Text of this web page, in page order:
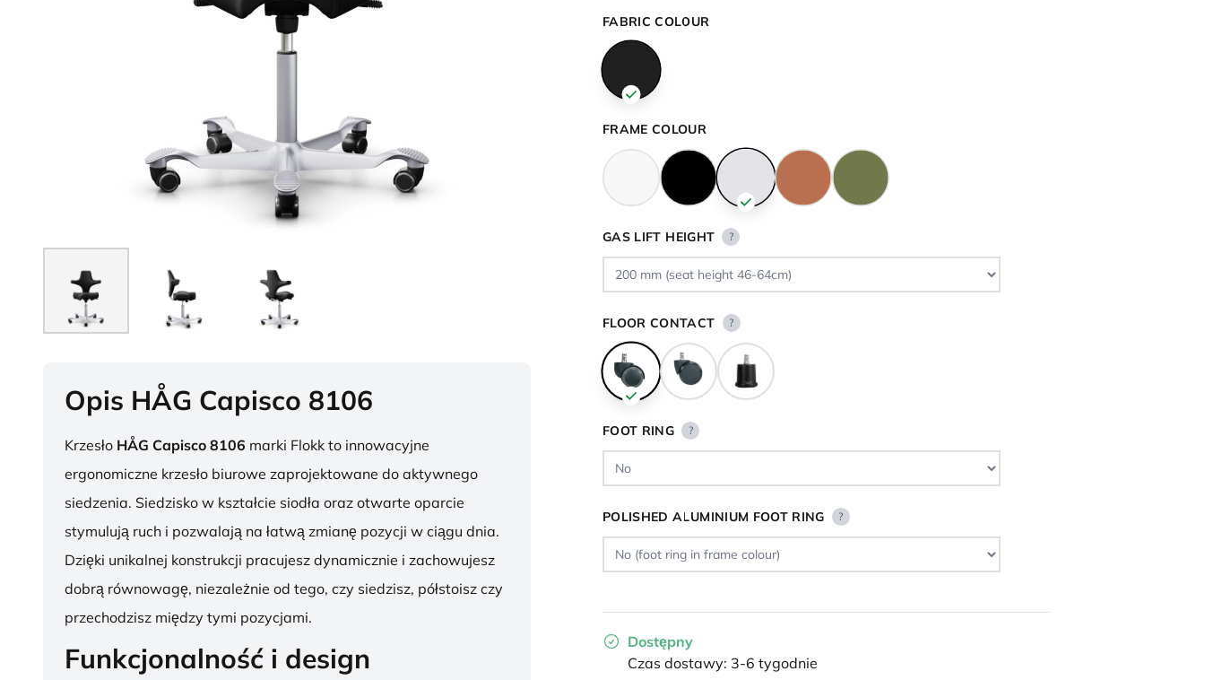
Opis HÅG Capisco 8106
Krzesło HÅG Capisco 8106 marki Flokk to innowacyjne
ergonomiczne krzesło biurowe zaprojektowane do aktywnego
siedzenia. Siedzisko w kształcie siodła oraz otwarte oparcie
stymulują ruch i pozwalają na łatwą zmianę pozycji w ciągu dnia.
Dzięki unikalnej konstrukcji pracujesz dynamicznie i zachowujesz
dobrą równowagę, niezależnie od tego, czy siedzisz, półstoisz czy
przechodzisz między tymi pozycjami.
Funkcjonalność i design
FABRIC COLOUR
FRAME COLOUR
GAS LIFT HEIGHT ?
FLOOR CONTACT ?
FOOT RING ?
POLISHED ALUMINIUM FOOT RING ?
Dostępny
Czas dostawy: 3-6 tygodnie